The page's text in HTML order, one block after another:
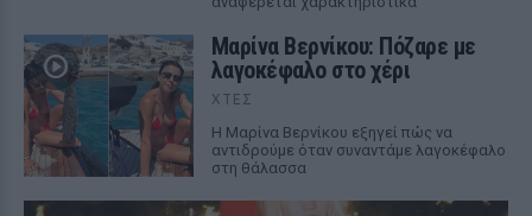
Μαρίνα Βερνίκου: Πόζαρε με
λαγοκέφαλο στο χέρι
ΧΤΕΣ
Η Μαρίνα Βερνίκου εξηγεί πώς να
αντιδρούμε όταν συναντάμε λαγοκέφαλο
στη θάλασσα